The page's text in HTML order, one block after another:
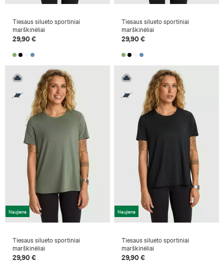
Tiesaus silueto sportiniai
marškinėliai
29,90 €
Tiesaus silueto sportiniai
marškinėliai
29,90 €
Naujiena
Tiesaus silueto sportiniai
marškinėliai
29,90 €
Naujiena
Tiesaus silueto sportiniai
marškinėliai
29,90 €